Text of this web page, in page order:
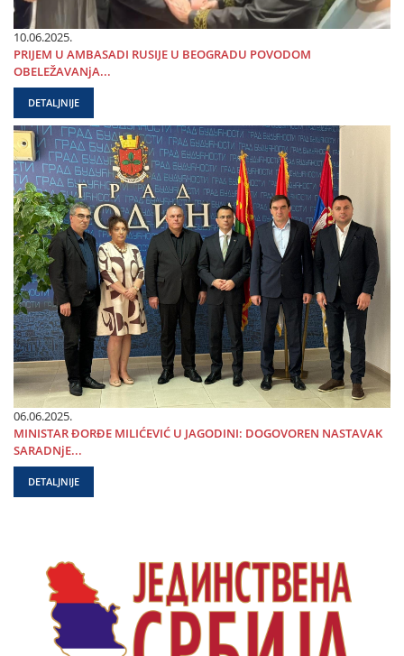
10.06.2025.
PRIЈEM U AMBASADI RUSIЈE U BEOGRADU POVODOM
OBELEŽAVANjA...
DETALJNIJE
06.06.2025.
MINISTAR ĐORĐE MILIĆEVIĆ U ЈAGODINI: DOGOVOREN NASTAVAK
SARADNjE...
DETALJNIJE